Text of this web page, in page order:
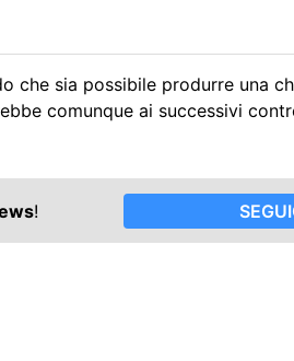
che sia possibile produrre una
comunque ai successivi
!